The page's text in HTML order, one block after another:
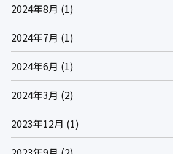
2024年8月 (1)
2024年7月 (1)
2024年6月 (1)
2024年3月 (2)
2023年12月 (1)